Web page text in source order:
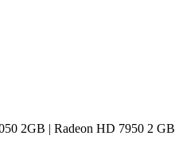
2GB | Radeon HD 7950 2 GB